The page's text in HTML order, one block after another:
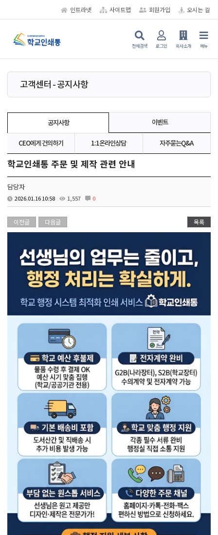
인트라넷 사이트맵 회원가입 오시는 길
전체검색 로그인 회사소개 메뉴
고객센터 - 공지사항
공지사항 이벤트
CEO에게 건의하기 1:1온라인상담 자주묻는Q&A
학교인쇄통 주문 및 제작 관련 안내
담당자
2026.01.16 10:58 1,557 0
이전글 다음글 목록